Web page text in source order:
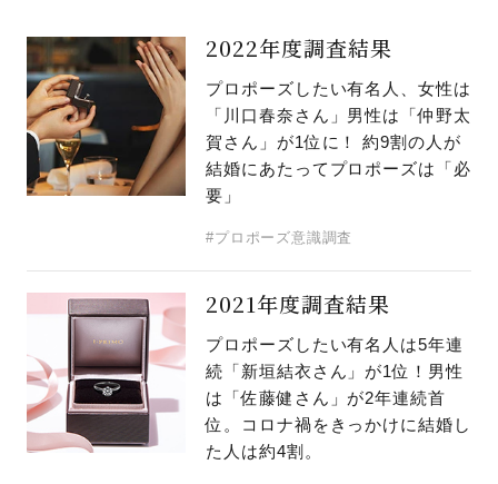
2022年度調査結果
プロポーズしたい有名人、女性は
「川口春奈さん」男性は「仲野太
賀さん」が1位に！ 約9割の人が
結婚にあたってプロポーズは「必
要」
#プロポーズ意識調査
2021年度調査結果
プロポーズしたい有名人は5年連
続「新垣結衣さん」が1位！男性
は「佐藤健さん」が2年連続首
位。コロナ禍をきっかけに結婚し
た人は約4割。
おすすめの婚約指輪
パーフェクトプロポーズリング®
プロポーズシチュエーション診断
婚約指輪マッチング診断
プロポーズプラン検索
プロポーズ意識調査結果一覧
婚約指輪選び方ガイド
ダイヤモンドの品質とは？
プロポーズの方法
タイミング
プレゼント
場所
ニュース
婚約指輪のご購入と
I-PRIMO公式サイト
I-PRIMO公式オンラインショップ